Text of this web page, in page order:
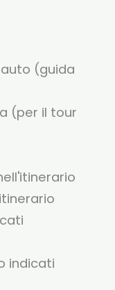
(guida
(per il tour
indicati